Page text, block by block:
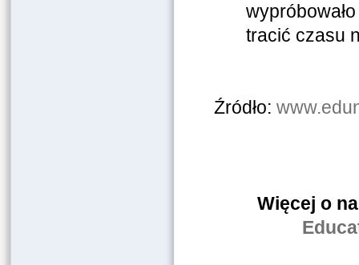
tracić czasu
Źródło:
Więcej o